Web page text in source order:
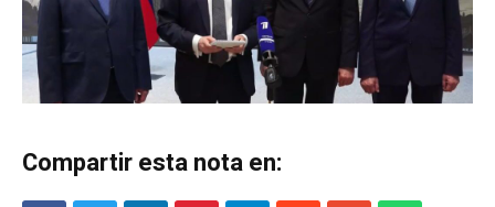
Compartir esta nota en: